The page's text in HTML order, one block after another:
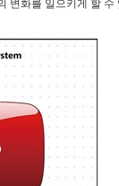
변화를 일으키게 할